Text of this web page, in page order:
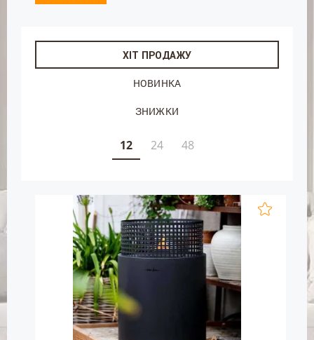
ХІТ ПРОДАЖУ
НОВИНКА
ЗНИЖКИ
12 24 48